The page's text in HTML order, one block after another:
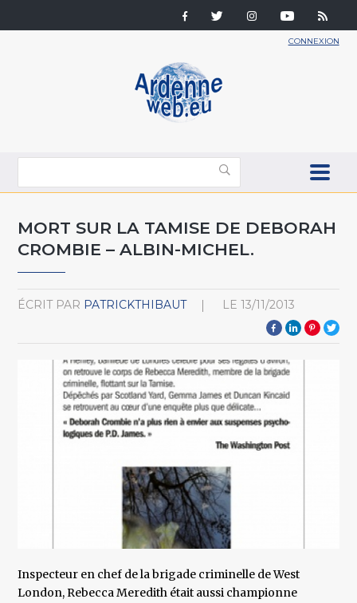
CONNEXION
MORT SUR LA TAMISE DE DEBORAH
CROMBIE – ALBIN-MICHEL.
ÉCRIT PAR PATRICKTHIBAUT LE 13/11/2013
Inspecteur en chef de la brigade criminelle de West
London, Rebecca Meredith était aussi championne